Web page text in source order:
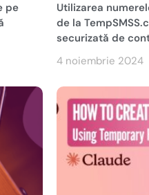
pe
Utilizarea
de la
securizată de
4 noiembrie 2024